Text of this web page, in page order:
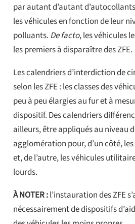
par autant d’autant
les véhicules en fonction de leur
polluants. De facto, les véhicules
les premiers à disparaître des ZFE.
Les calendriers d’interdiction de
selon les ZFE : les classes des
peu à peu élargies au fur et à
dispositif. Des calendriers
ailleurs, être appliqués au niveau
agglomération pour, d’un côté,
et, de l’autre, les véhicules
lourds.
À NOTER :l’instauration des ZFE
nécessairement de dispositifs